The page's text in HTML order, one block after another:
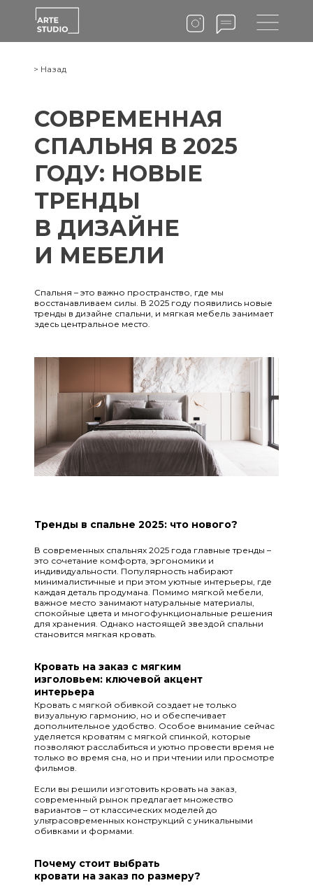
СОВРЕМЕННАЯ
СПАЛЬНЯ В 2025
ГОДУ: НОВЫЕ
ТРЕНДЫ
В ДИЗАЙНЕ
И МЕБЕЛИ
Спальня – это важно пространство, где мы
восстанавливаем силы. В 2025 году появились новые
тренды в дизайне спальни, и мягкая мебель занимает
здесь центральное место.
> Назад
В современных спальнях 2025 года главные тренды –
это сочетание комфорта, эргономики и
индивидуальности. Популярность набирают
минималистичные и при этом уютные интерьеры, где
каждая деталь продумана. Помимо мягкой мебели,
важное место занимают натуральные материалы,
спокойные цвета и многофункциональные решения
для хранения. Однако настоящей звездой спальни
становится мягкая кровать.
Тренды в спальне 2025: что нового?
Кровать с мягкой обивкой создает не только
визуальную гармонию, но и обеспечивает
дополнительное удобство. Особое внимание сейчас
уделяется кроватям с мягкой спинкой, которые
позволяют расслабиться и уютно провести время не
только во время сна, но и при чтении или просмотре
фильмов.
Если вы решили изготовить кровать на заказ,
современный рынок предлагает множество
вариантов – от классических моделей до
ультрасовременных конструкций с уникальными
обивками и формами.
Кровать на заказ с мягким
изголовьем: ключевой акцент
интерьера
Почему стоит выбрать
кровати на заказ по размеру?